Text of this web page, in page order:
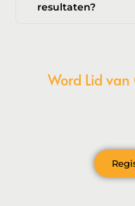
resultaten?
Word Lid